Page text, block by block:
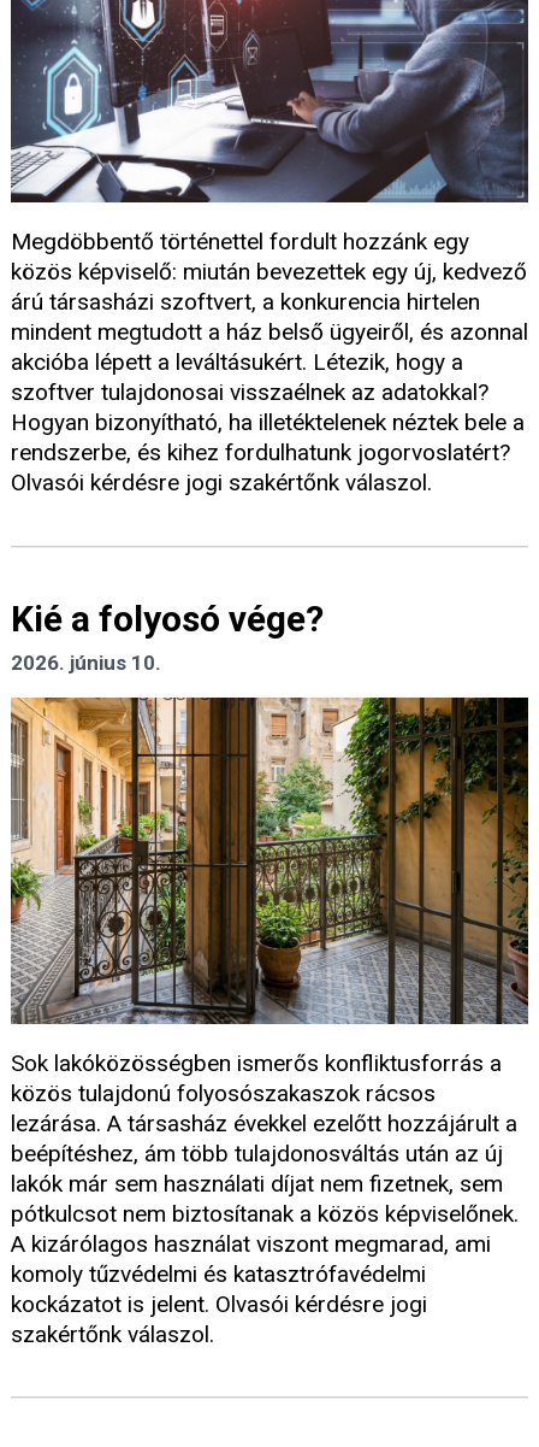
Megdöbbentő történettel fordult hozzánk egy
közös képviselő: miután bevezettek egy új, kedvező
árú társasházi szoftvert, a konkurencia hirtelen
mindent megtudott a ház belső ügyeiről, és azonnal
akcióba lépett a leváltásukért. Létezik, hogy a
szoftver tulajdonosai visszaélnek az adatokkal?
Hogyan bizonyítható, ha illetéktelenek néztek bele a
rendszerbe, és kihez fordulhatunk jogorvoslatért?
Olvasói kérdésre jogi szakértőnk válaszol.
Kié a folyosó vége?
2026. június 10.
Sok lakóközösségben ismerős konfliktusforrás a
közös tulajdonú folyosószakaszok rácsos
lezárása. A társasház évekkel ezelőtt hozzájárult a
beépítéshez, ám több tulajdonosváltás után az új
lakók már sem használati díjat nem fizetnek, sem
pótkulcsot nem biztosítanak a közös képviselőnek.
A kizárólagos használat viszont megmarad, ami
komoly tűzvédelmi és katasztrófavédelmi
kockázatot is jelent. Olvasói kérdésre jogi
szakértőnk válaszol.